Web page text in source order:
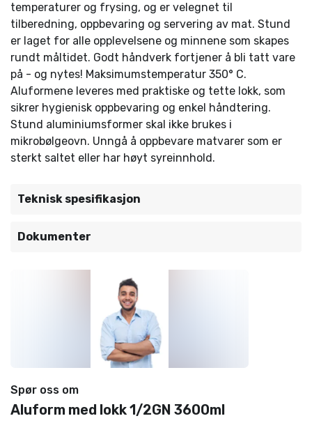
temperaturer og frysing, og er velegnet til
tilberedning, oppbevaring og servering av mat. Stund
er laget for alle opplevelsene og minnene som skapes
rundt måltidet. Godt håndverk fortjener å bli tatt vare
på - og nytes! Maksimumstemperatur 350° C.
Aluformene leveres med praktiske og tette lokk, som
sikrer hygienisk oppbevaring og enkel håndtering.
Stund aluminiumsformer skal ikke brukes i
mikrobølgeovn. Unngå å oppbevare matvarer som er
sterkt saltet eller har høyt syreinnhold.
Teknisk spesifikasjon
Dokumenter
Spør oss om
Aluform med lokk 1/2GN 3600ml